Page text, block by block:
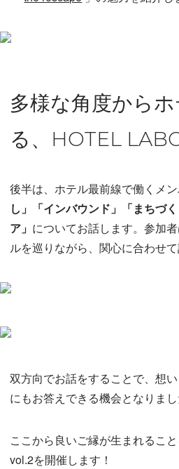
多様な角度からホ
る、HOTEL
後半は、ホテル最前線で働くメン
し」「インバウンド」「まちづ
ア」 についてお話します。参加
ルを巡りながら、関心に合わせて
双方向でお話をすることで、想
にもお答えできる機会となりまし
ここから良いご縁が生まれるこ
vol.2を開催します！